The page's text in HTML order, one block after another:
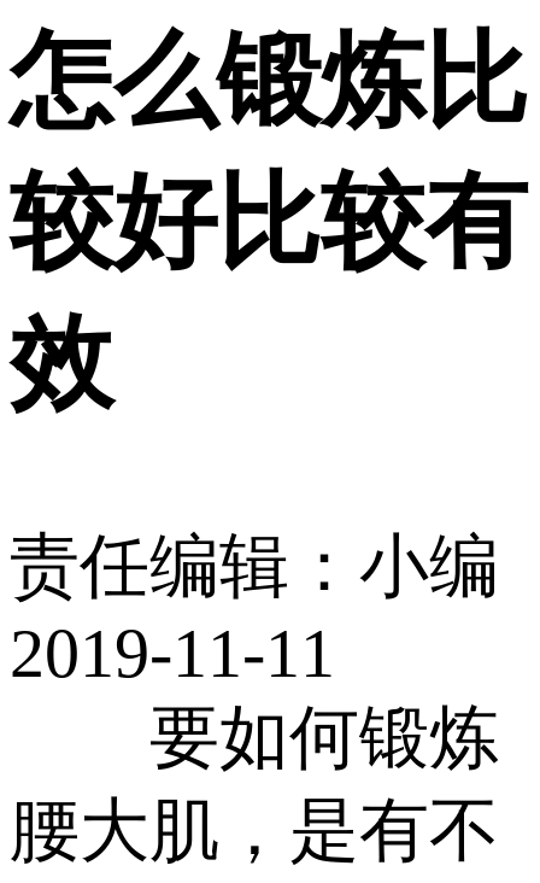
怎么锻炼比
较好比较有
效
责任编辑：小编
2019-11-11
要如何锻炼
腰大肌，是有不